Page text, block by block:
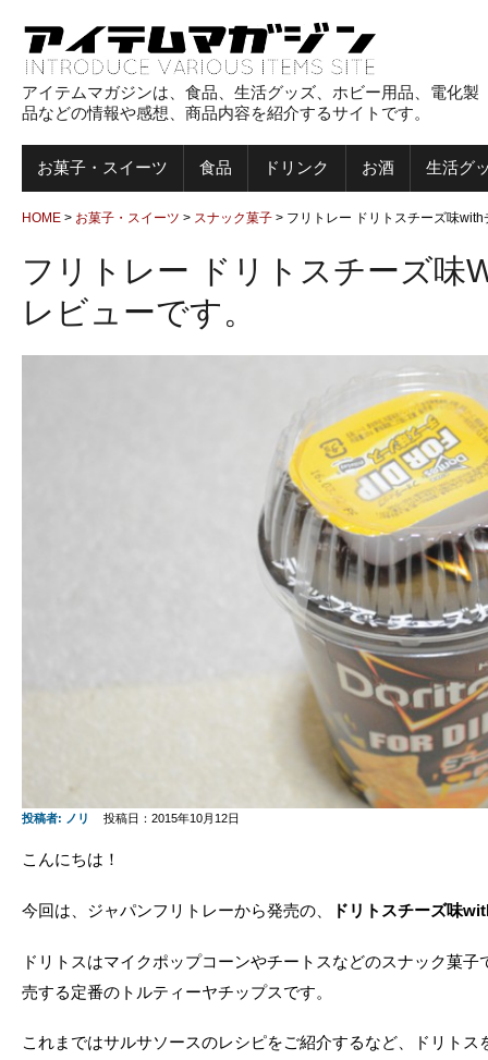
アイテムマガジンは、食品、生活グッズ、ホビー用品、電化製
品などの情報や感想、商品内容を紹介するサイトです。
お菓子・スイーツ 食品 ドリンク お酒 生活グ
HOME > お菓子・スイーツ > スナック菓子 > フリトレー ドリトスチーズ味
フリトレー ドリトスチーズ味
レビューです。
投稿者: ノリ 投稿日：2015年10月12日
こんにちは！
今回は、ジャパンフリトレーから発売の、 ドリトスチーズ味
ドリトスはマイクポップコーンやチートスなどのスナック菓
売する定番のトルティーヤチップスです。
これまではサルサソースのレシピをご紹介するなど、ドリト